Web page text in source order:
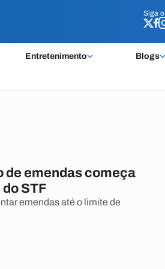
Siga o
Entretenimento Blogs
Siga o
de emendas começa
STF
emendas até o limite de